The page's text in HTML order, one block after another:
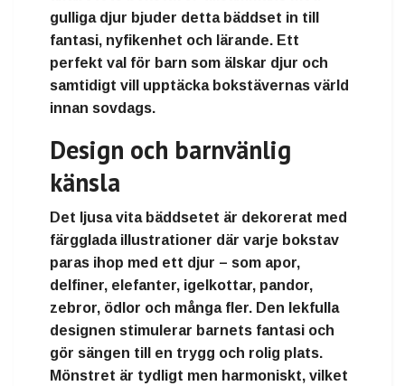
gulliga djur bjuder detta bäddset in till
fantasi, nyfikenhet och lärande. Ett
perfekt val för barn som älskar djur och
samtidigt vill upptäcka bokstävernas värld
innan sovdags.
Design och barnvänlig
känsla
Det ljusa vita bäddsetet är dekorerat med
färgglada illustrationer där varje bokstav
paras ihop med ett djur – som apor,
delfiner, elefanter, igelkottar, pandor,
zebror, ödlor och många fler. Den lekfulla
designen stimulerar barnets fantasi och
gör sängen till en trygg och rolig plats.
Mönstret är tydligt men harmoniskt, vilket